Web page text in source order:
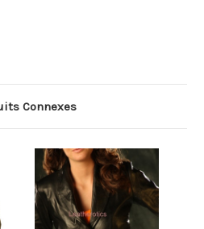
Connexes